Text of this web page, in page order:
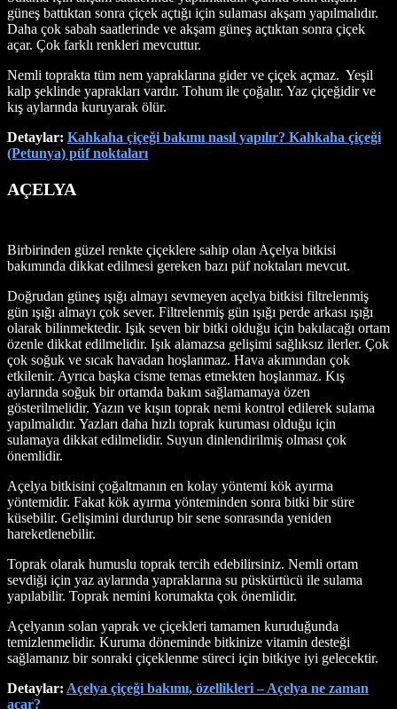
güneş battıktan sonra çiçek açtığı için sulaması akşam yapılmalıdır.
Daha çok sabah saatlerinde ve akşam güneş açtıktan sonra çiçek
açar. Çok farklı renkleri mevcuttur.
Nemli toprakta tüm nem yapraklarına gider ve çiçek açmaz. Yeşil
kalp şeklinde yaprakları vardır. Tohum ile çoğalır. Yaz çiçeğidir ve
kış aylarında kuruyarak ölür.
Detaylar: Kahkaha çiçeği bakımı nasıl yapılır? Kahkaha çiçeği
(Petunya) püf noktaları
AÇELYA
Birbirinden güzel renkte çiçeklere sahip olan Açelya bitkisi
bakımında dikkat edilmesi gereken bazı püf noktaları mevcut.
Doğrudan güneş ışığı almayı sevmeyen açelya bitkisi filtrelenmiş
gün ışığı almayı çok sever. Filtrelenmiş gün ışığı perde arkası ışığı
olarak bilinmektedir. Işık seven bir bitki olduğu için bakılacağı ortam
özenle dikkat edilmelidir. Işık alamazsa gelişimi sağlıksız ilerler. Çok
çok soğuk ve sıcak havadan hoşlanmaz. Hava akımından çok
etkilenir. Ayrıca başka cisme temas etmekten hoşlanmaz. Kış
aylarında soğuk bir ortamda bakım sağlamamaya özen
gösterilmelidir. Yazın ve kışın toprak nemi kontrol edilerek sulama
yapılmalıdır. Yazları daha hızlı toprak kuruması olduğu için
sulamaya dikkat edilmelidir. Suyun dinlendirilmiş olması çok
önemlidir.
Açelya bitkisini çoğaltmanın en kolay yöntemi kök ayırma
yöntemidir. Fakat kök ayırma yönteminden sonra bitki bir süre
küsebilir. Gelişimini durdurup bir sene sonrasında yeniden
hareketlenebilir.
Toprak olarak humuslu toprak tercih edebilirsiniz. Nemli ortam
sevdiği için yaz aylarında yapraklarına su püskürtücü ile sulama
yapılabilir. Toprak nemini korumakta çok önemlidir.
Açelyanın solan yaprak ve çiçekleri tamamen kuruduğunda
temizlenmelidir. Kuruma döneminde bitkinize vitamin desteği
sağlamanız bir sonraki çiçeklenme süreci için bitkiye iyi gelecektir.
Detaylar: Açelya çiçeği bakımı, özellikleri – Açelya ne zaman
açar?